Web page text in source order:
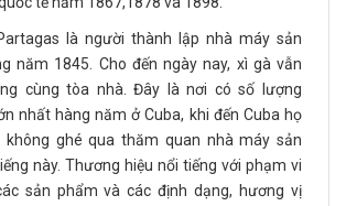
là người thành lập nhà máy sản
năm 1845. Cho đến ngày nay, xì gà vẫn
cùng tòa nhà. Đây là nơi có số lượng
nhất hàng năm ở Cuba, khi đến Cuba họ
không ghé qua thăm quan nhà máy sản
này. Thương hiệu nổi tiếng với phạm vi
sản phẩm và các định dạng, hương vị